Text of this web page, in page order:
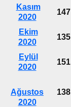
Kasım
2020
147
Ekim
2020
135
Eylül
2020
151
Ağustos
2020
138